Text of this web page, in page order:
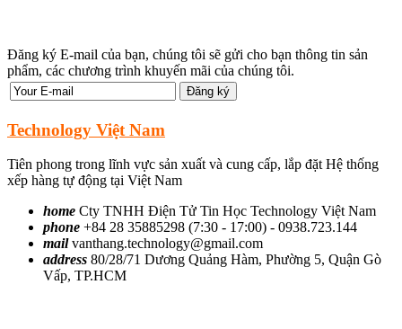
Đăng ký E-mail của bạn, chúng tôi sẽ gửi cho bạn thông tin sản
phẩm, các chương trình khuyến mãi của chúng tôi.
Technology Việt Nam
Tiên phong trong lĩnh vực sản xuất và cung cấp, lắp đặt Hệ thống
xếp hàng tự động tại Việt Nam
home Cty TNHH Điện Tử Tin Học Technology Việt Nam
phone +84 28 35885298 (7:30 - 17:00) - 0938.723.144
mailvanthang.technology@gmail.com
address 80/28/71 Dương Quảng Hàm, Phường 5, Quận Gò
Vấp, TP.HCM